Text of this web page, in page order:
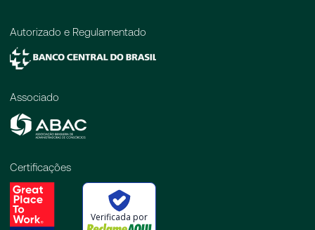
Autorizado e Regulamentado
Associado
Certificações
Verificada por